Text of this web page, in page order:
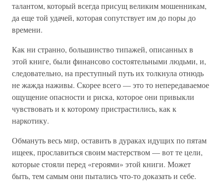
талантом, который всегда присущ великим мошенникам,
да еще той удачей, которая сопутствует им до поры до
времени.
Как ни странно, большинство типажей, описанных в
этой книге, были финансово состоятельными людьми, и,
следовательно, на преступный путь их толкнула отнюдь
не жажда наживы. Скорее всего — это то непередаваемое
ощущение опасности и риска, которое они привыкли
чувствовать и к которому пристрастились, как к
наркотику.
Обмануть весь мир, оставить в дураках идущих по пятам
ищеек, прославиться своим мастерством — вот те цели,
которые стояли перед «героями» этой книги. Может
быть, тем самым они пытались что-то доказать и себе.